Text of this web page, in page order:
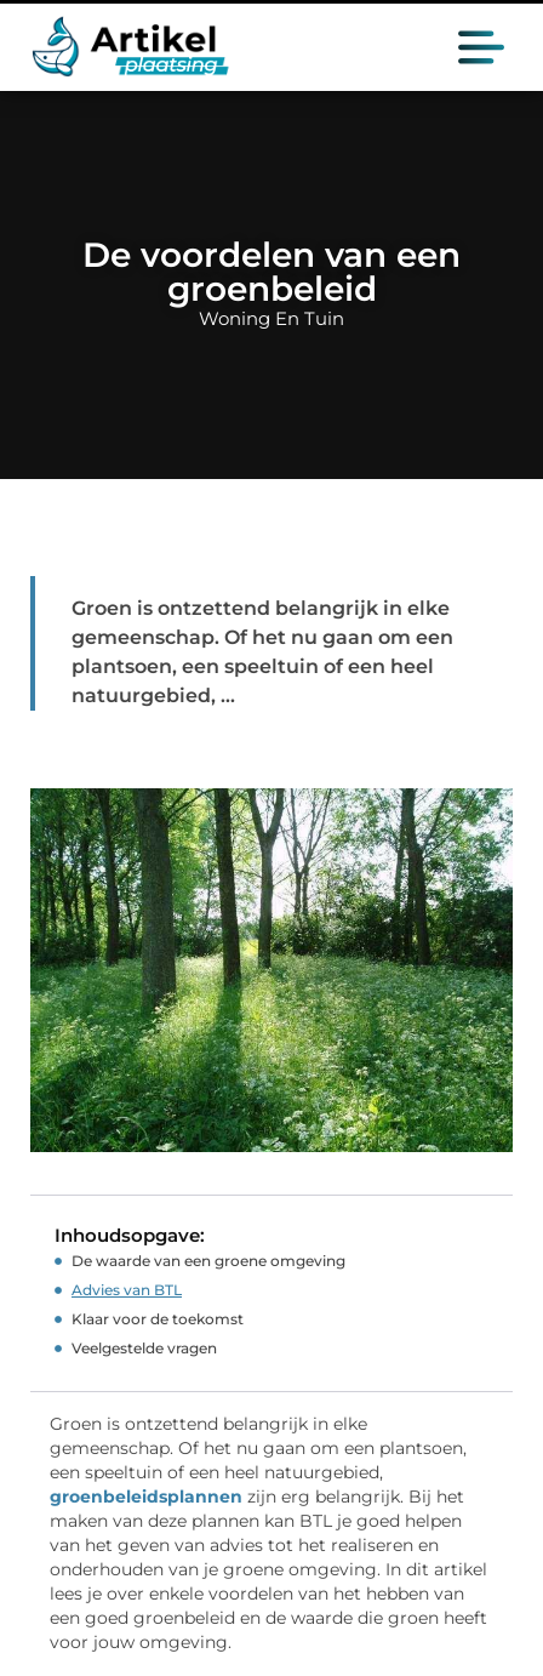
De voordelen van een
groenbeleid
Woning En Tuin
Groen is ontzettend belangrijk in elke
gemeenschap. Of het nu gaan om een
plantsoen, een speeltuin of een heel
natuurgebied, ...
Inhoudsopgave:
De waarde van een groene omgeving
Advies van BTL
Klaar voor de toekomst
Veelgestelde vragen
Groen is ontzettend belangrijk in elke
gemeenschap. Of het nu gaan om een plantsoen,
een speeltuin of een heel natuurgebied,
groenbeleidsplannen zijn erg belangrijk. Bij het
maken van deze plannen kan BTL je goed helpen
van het geven van advies tot het realiseren en
onderhouden van je groene omgeving. In dit artikel
lees je over enkele voordelen van het hebben van
een goed groenbeleid en de waarde die groen heeft
voor jouw omgeving.